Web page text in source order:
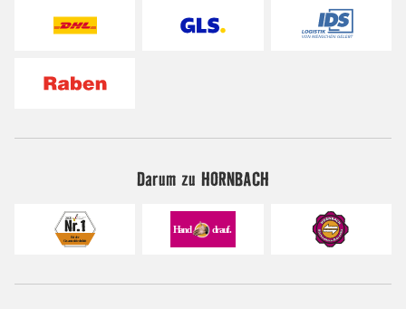
Darum zu HORNBACH